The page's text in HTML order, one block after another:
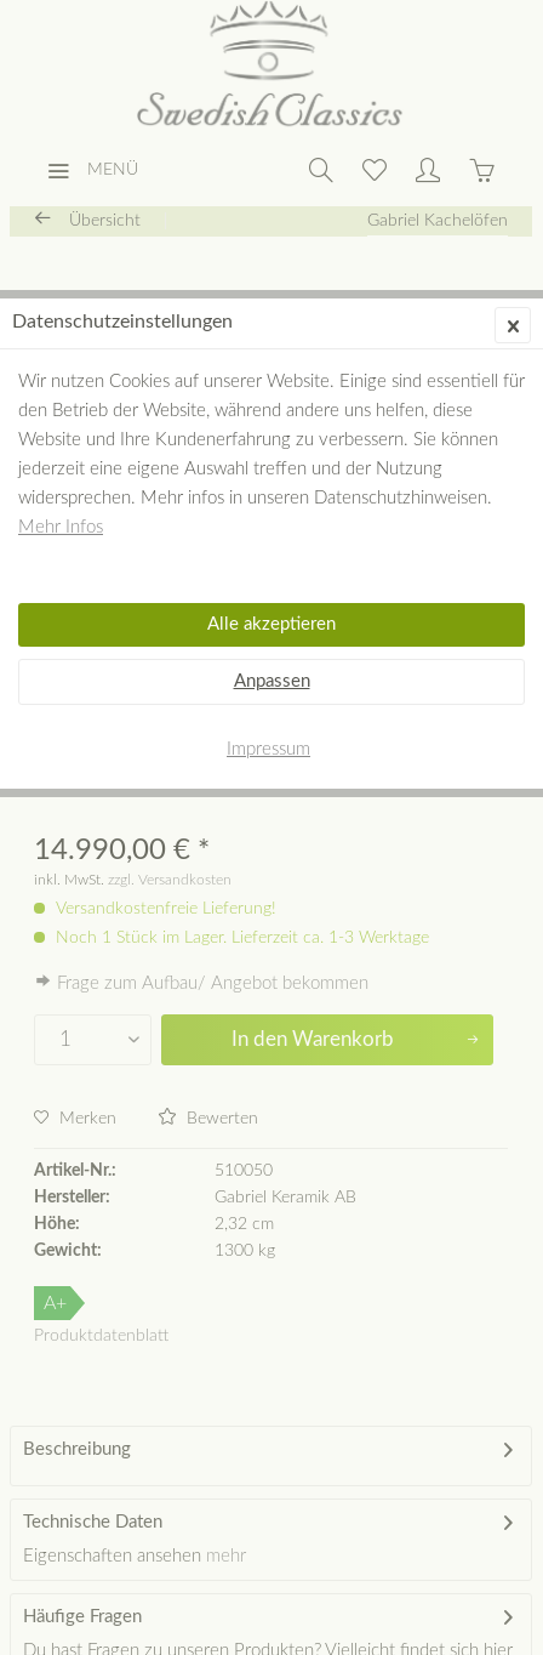
MENÜ
Übersicht Gabriel Kachelöfen
Louise Speicherkachelofen mit
14.990,00 € *
inkl. MwSt. zzgl. Versandkosten
Versandkostenfreie Lieferung!
Noch 1 Stück im Lager. Lieferzeit ca. 1-3 Werktage
Frage zum Aufbau/ Angebot bekommen
In den Warenkorb
Merken Bewerten
Artikel-Nr.:
510050
Hersteller:
Gabriel Keramik AB
Höhe:
2,32 cm
Gewicht:
1300 kg
A+
Produktdatenblatt
Beschreibung
Technische Daten
Eigenschaften ansehen mehr
Häufige Fragen
Du hast Fragen zu unseren Produkten? Vielleicht findet sich hier
Datenschutzeinstellungen
Wir nutzen Cookies auf unserer Website. Einige sind essentiell für
den Betrieb der Website, während andere uns helfen, diese
Website und Ihre Kundenerfahrung zu verbessern. Sie können
jederzeit eine eigene Auswahl treffen und der Nutzung
widersprechen. Mehr infos in unseren Datenschutzhinweisen.
Mehr Infos
Anpassen
Alle akzeptieren
Impressum